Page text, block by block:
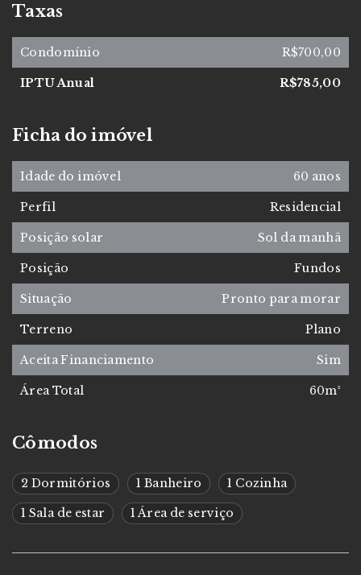
Cômodos
2 Dormitórios 1 Banheiro 1 Cozinha
1 Sala de estar 1 Área de serviço
Taxas
Condomínio R$700,00
IPTU Anual R$785,00
Ficha do imóvel
Idade do imóvel 60 anos
Perfil Residencial
Posição solar Sol da manhã
Posição Fundos
Situação Pronto para morar
Terreno Plano
Aceita Financiamento Sim
Área Total 60m²